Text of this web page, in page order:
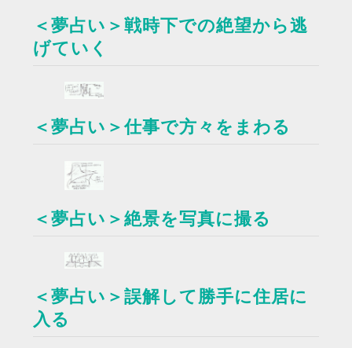
＜夢占い＞戦時下での絶望から逃
げていく
＜夢占い＞仕事で方々をまわる
＜夢占い＞絶景を写真に撮る
＜夢占い＞誤解して勝手に住居に
入る